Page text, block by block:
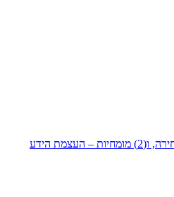
הבקרה העצמית הינה אבן יסוד בתרבות החותרת לאפס כשלים בתכנון ובביצוע והיא מבוססת על שני יסודות הכרחיים בתרבות השיפור המתמיד: (1) אחריותיות – לקיחת אחריות מתוך בחירה, ו(2) מומחיות – העצמת הידע